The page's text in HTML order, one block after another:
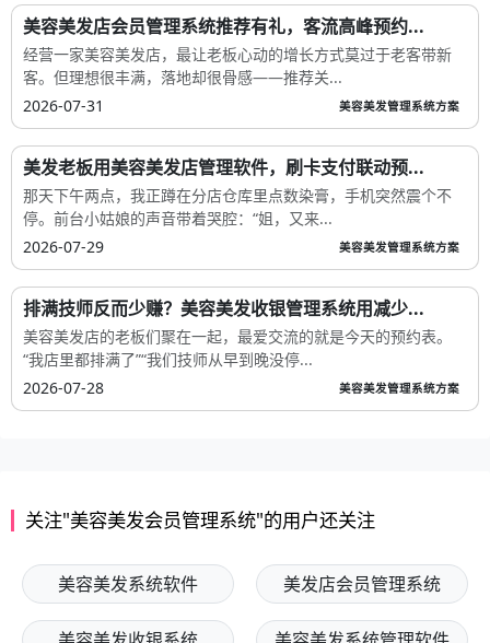
美容美发店会员管理系统推荐有礼，客流高峰预约...
经营一家美容美发店，最让老板心动的增长方式莫过于老客带新
客。但理想很丰满，落地却很骨感——推荐关...
2026-07-31
美容美发管理系统方案
美发老板用美容美发店管理软件，刷卡支付联动预...
那天下午两点，我正蹲在分店仓库里点数染膏，手机突然震个不
停。前台小姑娘的声音带着哭腔：“姐，又来...
2026-07-29
美容美发管理系统方案
排满技师反而少赚？美容美发收银管理系统用减少...
美容美发店的老板们聚在一起，最爱交流的就是今天的预约表。
“我店里都排满了”“我们技师从早到晚没停...
2026-07-28
美容美发管理系统方案
关注"美容美发会员管理系统"的用户还关注
美容美发系统软件 美发店会员管理系统